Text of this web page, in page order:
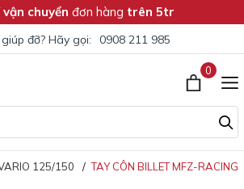
chuyển đơn hàng trên 5tr
đỡ? Hãy gọi: 0908 211 985
0
125/150 TAY CÔN BILLET MFZ-RACING